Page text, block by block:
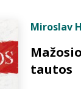
Miroslav
tautos